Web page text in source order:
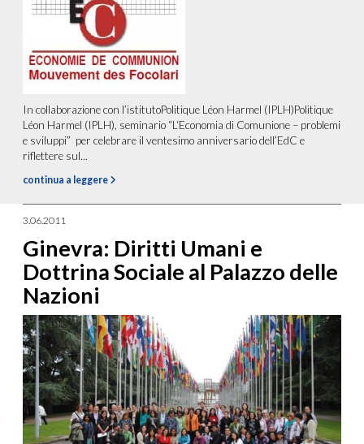
In collaborazione con l’istitutoPolitique Léon Harmel (IPLH)Politique
Léon Harmel (IPLH), seminario “L‘Economia di Comunione – problemi
e sviluppi” per celebrare il ventesimo anniversario dell’EdC e
riflettere sul...
continua a leggere
3.06.2011
Ginevra: Diritti Umani e
Dottrina Sociale al Palazzo delle
Nazioni